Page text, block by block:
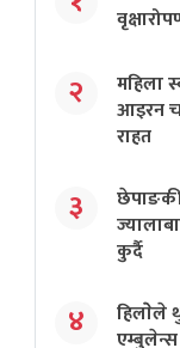
२
महिला
आइरन
राहत
३
कुर्दै
४
हिलाेेले